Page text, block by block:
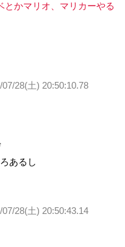
とかマリオ、マリカーやる
07/28(土) 20:50:10.78
あるし
07/28(土) 20:50:43.14